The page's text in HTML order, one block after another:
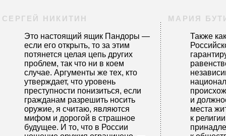
СЕРГЕЙ НИКИТИН
Это настоящий ящик Пандоры —
если его открыть, то за этим
потянется целая цепь других
проблем, так что ни в коем
случае. Аргументы же тех, кто
утверждает, что уровень
преступности понизиться, если
гражданам разрешить носить
оружие, я считаю, являются
мифом и дорогой в страшное
будущее. И то, что в России
МАРИЯ
Также
и
места
к